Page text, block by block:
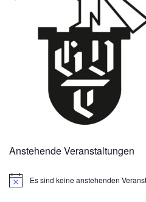
Anstehende Veranstaltungen
Es sind keine anstehenden